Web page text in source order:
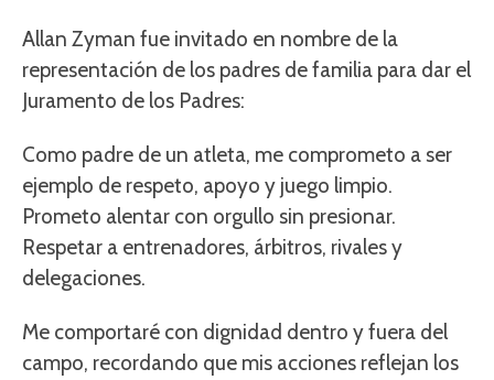
Allan Zyman fue invitado en nombre de la
representación de los padres de familia para dar el
Juramento de los Padres:
Como padre de un atleta, me comprometo a ser
ejemplo de respeto, apoyo y juego limpio.
Prometo alentar con orgullo sin presionar.
Respetar a entrenadores, árbitros, rivales y
delegaciones.
Me comportaré con dignidad dentro y fuera del
campo, recordando que mis acciones reflejan los